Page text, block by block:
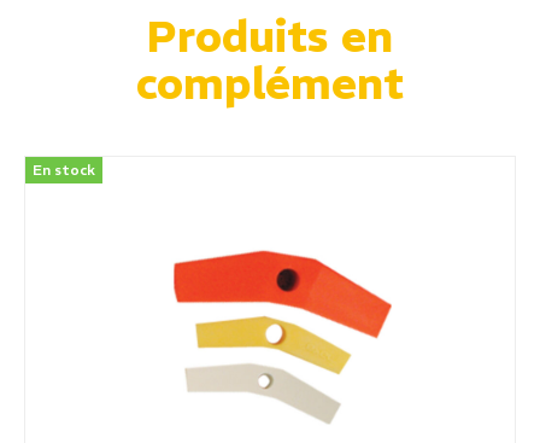
Produits en
complément
En stock